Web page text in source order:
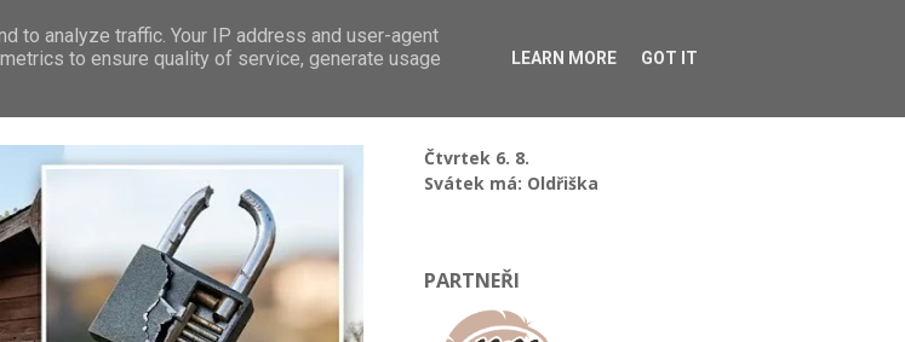
PREMIUM TIP NA VÝLET REKLAMA
Čtvrtek 6. 8.
Svátek má: Oldřiška
PARTNEŘI
to analyze traffic. Your IP address and user-agent
to ensure quality of service, generate usage
LEARN MORE GOT IT